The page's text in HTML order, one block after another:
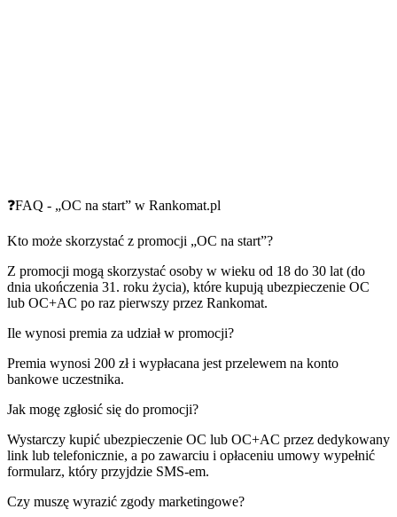
❓FAQ - „OC na start” w Rankomat.pl
Kto może skorzystać z promocji „OC na start”?
Z promocji mogą skorzystać osoby w wieku od 18 do 30 lat (do
dnia ukończenia 31. roku życia), które kupują ubezpieczenie OC
lub OC+AC po raz pierwszy przez Rankomat.
Ile wynosi premia za udział w promocji?
Premia wynosi 200 zł i wypłacana jest przelewem na konto
bankowe uczestnika.
Jak mogę zgłosić się do promocji?
Wystarczy kupić ubezpieczenie OC lub OC+AC przez dedykowany
link lub telefonicznie, a po zawarciu i opłaceniu umowy wypełnić
formularz, który przyjdzie SMS-em.
Czy muszę wyrazić zgody marketingowe?